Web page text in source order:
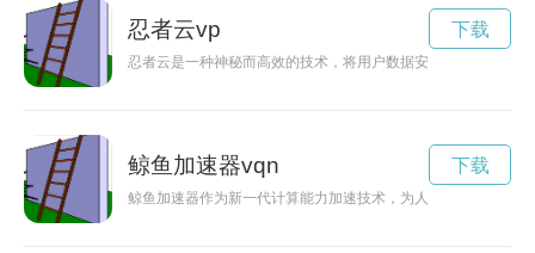
忍者云vp
忍者云是一种神秘而高效的技术，将用户数据安全保护与云计
下载
鲸鱼加速器vqn
鲸鱼加速器作为新一代计算能力加速技术，为人工智能和深度
下载